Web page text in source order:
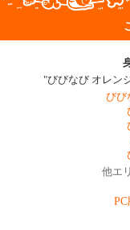
"びびなび オレン
びび
他エ
PC